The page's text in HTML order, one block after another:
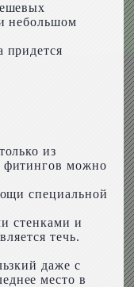
небольшом
придется
из
фитингов можно
специальной
стенками и
течь.
даже с
место в